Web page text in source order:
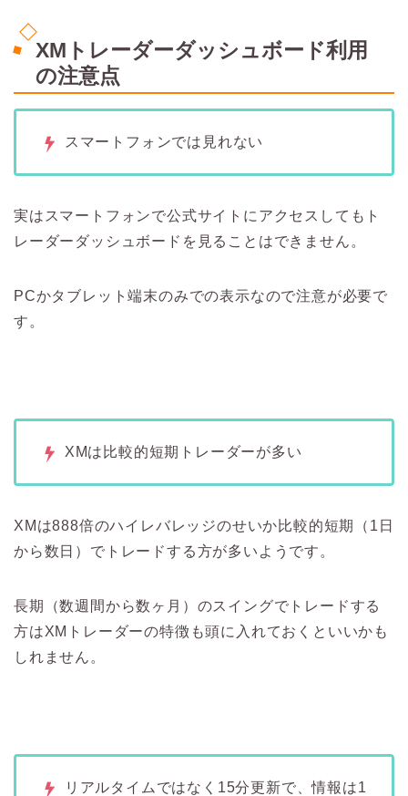
XMトレーダーダッシュボード利用
の注意点
スマートフォンでは見れない
実はスマートフォンで公式サイトにアクセスしてもト
レーダーダッシュボードを見ることはできません。
PCかタブレット端末のみでの表示なので注意が必要で
す。
XMは比較的短期トレーダーが多い
XMは888倍のハイレバレッジのせいか比較的短期（1日
から数日）でトレードする方が多いようです。
長期（数週間から数ヶ月）のスイングでトレードする
方はXMトレーダーの特徴も頭に入れておくといいかも
しれません。
リアルタイムではなく15分更新で、情報は1